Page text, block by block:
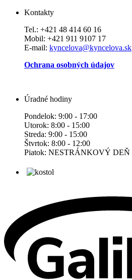
Kontakty
Tel.: +421 48 414 60 16
Mobil: +421 911 9107 17
E-mail: kyncelova@kyncelova.sk
Ochrana osobných údajov
Úradné hodiny
Pondelok: 9:00 - 17:00
Utorok: 8:00 - 15:00
Streda: 9:00 - 15:00
Štvrtok: 8:00 - 12:00
Piatok: NESTRÁNKOVÝ DEŇ